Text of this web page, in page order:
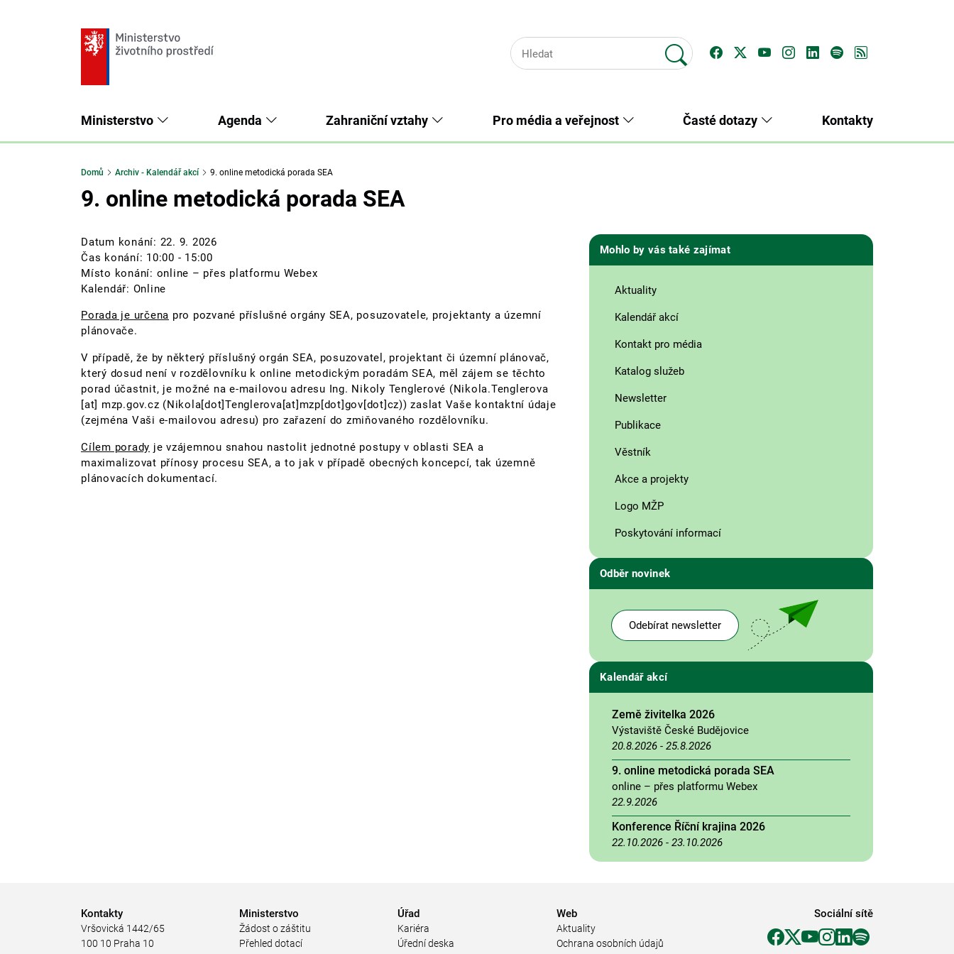
Ministerstvo Agenda Zahraniční vztahy Pro média a veřejnost Časté dotazy Kontakty
Domů Archiv - Kalendář akcí 9. online metodická porada SEA
9. online metodická porada SEA
Datum konání: 22. 9. 2026
Čas konání: 10:00 - 15:00
Místo konání: online – přes platformu Webex
Kalendář: Online
Porada je určena pro pozvané příslušné orgány SEA, posuzovatele, projektanty a územní
plánovače.
V případě, že by některý příslušný orgán SEA, posuzovatel, projektant či územní plánovač,
který dosud není v rozdělovníku k online metodickým poradám SEA, měl zájem se těchto
porad účastnit, je možné na e-mailovou adresu Ing. Nikoly Tenglerové (Nikola.Tenglerova
[at] mzp.gov.cz (Nikola[dot]Tenglerova[at]mzp[dot]gov[dot]cz)) zaslat Vaše kontaktní údaje
(zejména Vaši e-mailovou adresu) pro zařazení do zmiňovaného rozdělovníku.
Cílem porady je vzájemnou snahou nastolit jednotné postupy v oblasti SEA a
maximalizovat přínosy procesu SEA, a to jak v případě obecných koncepcí, tak územně
plánovacích dokumentací.
Mohlo by vás také zajímat
Aktuality
Kalendář akcí
Kontakt pro média
Katalog služeb
Newsletter
Publikace
Věstník
Akce a projekty
Logo MŽP
Poskytování informací
Odběr novinek
Odebírat newsletter
Kalendář akcí
Země živitelka 2026
Výstaviště České Budějovice
20.8.2026 - 25.8.2026
9. online metodická porada SEA
online – přes platformu Webex
22.9.2026
Konference Říční krajina 2026
22.10.2026 - 23.10.2026
Kontakty
Vršovická 1442/65
100 10 Praha 10
Ministerstvo
Žádost o záštitu
Přehled dotací
Úřad
Kariéra
Úřední deska
Web
Aktuality
Ochrana osobních údajů
Sociální sítě